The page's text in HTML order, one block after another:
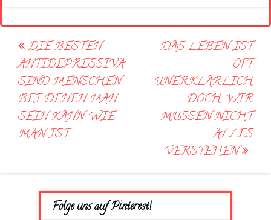
Post
navigation
DIE BESTEN
ANTIDEPRESSIVA
SIND MENSCHEN
BEI DENEN MAN
SEIN KANN WIE
MAN IST
DAS LEBEN IST
OFT
UNERKLÄRLICH
DOCH WIR
MÜSSEN NICHT
ALLES
VERSTEHEN
Folge uns auf Pinterest!